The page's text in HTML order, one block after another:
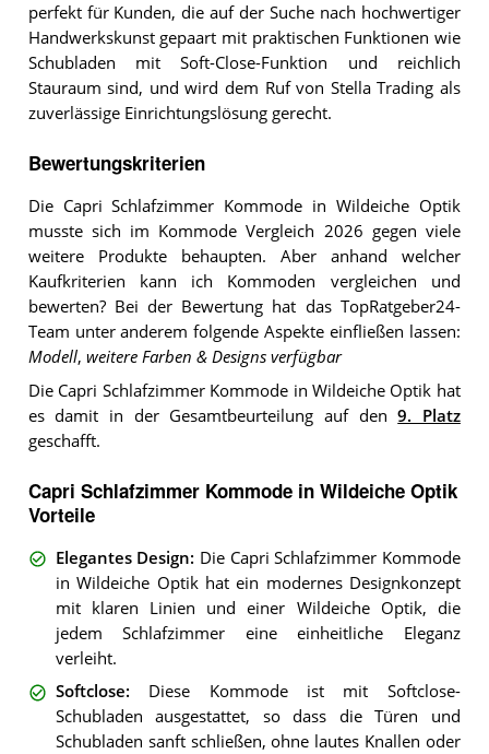
perfekt für Kunden, die auf der Suche nach hochwertiger
Handwerkskunst gepaart mit praktischen Funktionen wie
Schubladen mit Soft-Close-Funktion und reichlich
Stauraum sind, und wird dem Ruf von Stella Trading als
zuverlässige Einrichtungslösung gerecht.
Bewertungskriterien
Die Capri Schlafzimmer Kommode in Wildeiche Optik
musste sich im Kommode Vergleich 2026 gegen viele
weitere Produkte behaupten. Aber anhand welcher
Kaufkriterien kann ich Kommoden vergleichen und
bewerten? Bei der Bewertung hat das TopRatgeber24-
Team unter anderem folgende Aspekte einfließen lassen:
Modell, weitere Farben & Designs verfügbar
Die Capri Schlafzimmer Kommode in Wildeiche Optik hat
es damit in der Gesamtbeurteilung auf den9. Platz
geschafft.
Capri Schlafzimmer Kommode in Wildeiche Optik
Vorteile
Elegantes Design: Die Capri Schlafzimmer Kommode
in Wildeiche Optik hat ein modernes Designkonzept
mit klaren Linien und einer Wildeiche Optik, die
jedem Schlafzimmer eine einheitliche Eleganz
verleiht.
Softclose: Diese Kommode ist mit Softclose-
Schubladen ausgestattet, so dass die Türen und
Schubladen sanft schließen, ohne lautes Knallen oder